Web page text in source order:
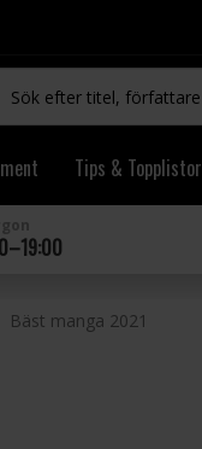
Tips & Topplistor
Bäst manga 2021